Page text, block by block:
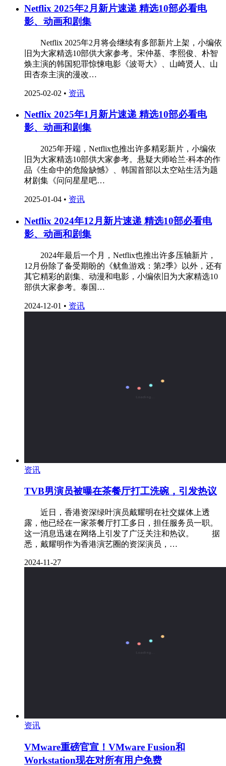
Netflix 2025年2月新片速递 精选10部必看电
影、动画和剧集
‌ Netflix 2025年2月将会继续有多部新片上架，小编依
旧为大家精选10部供大家参考。宋仲基、李熙俊、朴智
焕主演的韩国犯罪惊悚电影《波哥大》、山崎贤人、山
田杏奈主演的漫改…
2025-02-02 • 资讯
Netflix 2025年1月新片速递 精选10部必看电
影、动画和剧集
‌ 2025年开端，Netflix也推出许多精彩新片，小编依
旧为大家精选10部供大家参考。悬疑大师哈兰·科本的作
品《生命中的危险缺憾》、韩国首部以太空站生活为题
材剧集《问问星星吧…
2025-01-04 • 资讯
Netflix 2024年12月新片速递 精选10部必看电
影、动画和剧集
2024年最后一个月，Netflix也推出许多压轴新片，
12月份除了备受期盼的《鱿鱼游戏：第2季》以外，还有
其它精彩的剧集、动漫和电影，小编依旧为大家精选10
部供大家参考。泰国…
2024-12-01 • 资讯
资讯
TVB男演员被曝在茶餐厅打工洗碗，引发热议
近日，香港资深绿叶演员戴耀明在社交媒体上透
露，他已经在一家茶餐厅打工多日，担任服务员一职。
这一消息迅速在网络上引发了广泛关注和热议。 据
悉，戴耀明作为香港演艺圈的资深演员，…
2024-11-27
资讯
VMware重磅官宣！VMware Fusion和
Workstation现在对所有用户免费